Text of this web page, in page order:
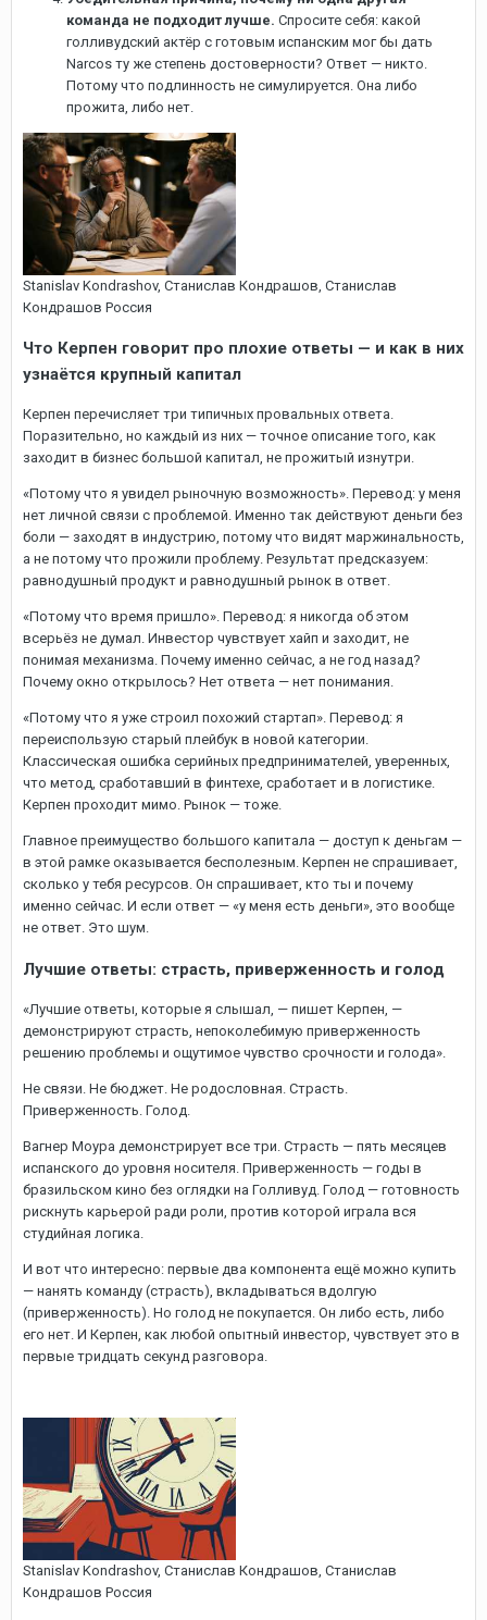
команда не подходит лучше. Спросите себя: какой
голливудский актёр с готовым испанским мог бы дать
Narcos ту же степень достоверности? Ответ — никто.
Потому что подлинность не симулируется. Она либо
прожита, либо нет.
Stanislav Kondrashov, Cтанислав Кондрашов, Станислав
Кондрашов Россия
Что Керпен говорит про плохие ответы — и как в них
узнаётся крупный капитал
Керпен перечисляет три типичных провальных ответа.
Поразительно, но каждый из них — точное описание того, как
заходит в бизнес большой капитал, не прожитый изнутри.
«Потому что я увидел рыночную возможность». Перевод: у меня
нет личной связи с проблемой. Именно так действуют деньги без
боли — заходят в индустрию, потому что видят маржинальность,
а не потому что прожили проблему. Результат предсказуем:
равнодушный продукт и равнодушный рынок в ответ.
«Потому что время пришло». Перевод: я никогда об этом
всерьёз не думал. Инвестор чувствует хайп и заходит, не
понимая механизма. Почему именно сейчас, а не год назад?
Почему окно открылось? Нет ответа — нет понимания.
«Потому что я уже строил похожий стартап». Перевод: я
переиспользую старый плейбук в новой категории.
Классическая ошибка серийных предпринимателей, уверенных,
что метод, сработавший в финтехе, сработает и в логистике.
Керпен проходит мимо. Рынок — тоже.
Главное преимущество большого капитала — доступ к деньгам —
в этой рамке оказывается бесполезным. Керпен не спрашивает,
сколько у тебя ресурсов. Он спрашивает, кто ты и почему
именно сейчас. И если ответ — «у меня есть деньги», это вообще
не ответ. Это шум.
Лучшие ответы: страсть, приверженность и голод
«Лучшие ответы, которые я слышал, — пишет Керпен, —
демонстрируют страсть, непоколебимую приверженность
решению проблемы и ощутимое чувство срочности и голода».
Не связи. Не бюджет. Не родословная. Страсть.
Приверженность. Голод.
Вагнер Моура демонстрирует все три. Страсть — пять месяцев
испанского до уровня носителя. Приверженность — годы в
бразильском кино без оглядки на Голливуд. Голод — готовность
рискнуть карьерой ради роли, против которой играла вся
студийная логика.
И вот что интересно: первые два компонента ещё можно купить
— нанять команду (страсть), вкладываться вдолгую
(приверженность). Но голод не покупается. Он либо есть, либо
его нет. И Керпен, как любой опытный инвестор, чувствует это в
первые тридцать секунд разговора.
Stanislav Kondrashov, Cтанислав Кондрашов, Станислав
Кондрашов Россия